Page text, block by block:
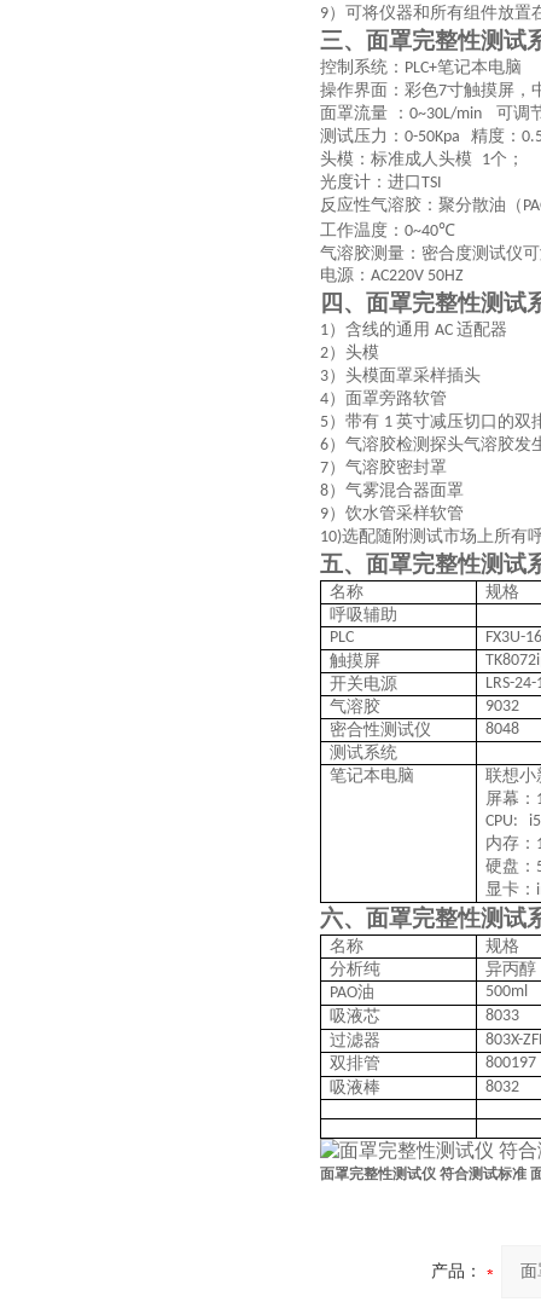
9）可将仪器和所有组件放置
三、 面罩完整性测试
控制系统： PLC+笔记本电脑
操作界面：彩色7寸触摸屏，
面罩流量 ： 0~30L/min 可调
测试压力： 0-50Kpa 精度：
头模：标准成人头模 1个 ；
光度计：进口 TSI
反应性气溶胶：聚分散油（
工作温度： 0~40℃
气溶胶测量：密合度测试仪
电源： AC220V 50HZ
四、 面罩完整性测试
1）含线的通用 AC 适配器
2）头模
3）头模面罩采样插头
4）面罩旁路软管
5）带有 1 英寸减压切口的双
6）气溶胶检测探头气溶胶发
7）气溶胶密封罩
8）气雾混合器面罩
9）饮水管采样软管
10)选配随附测试市场上所有
五、 面罩完整性测试
名称
规格
呼吸辅助
PLC
FX3U-
触摸屏
开关电源
LRS-
气溶胶
9032
密合性测试仪
8048
测试系统
笔记本电脑
联想小
屏幕：
CPU: i5
内存：
硬盘：
显卡：
六、 面罩完整性测试
名称
规格
分析纯
异丙醇
PAO油
500ml
吸液芯
8033
过滤器
803X-
双排管
800197
吸液棒
8032
面罩完整性测试仪 符合测试标准
产品：